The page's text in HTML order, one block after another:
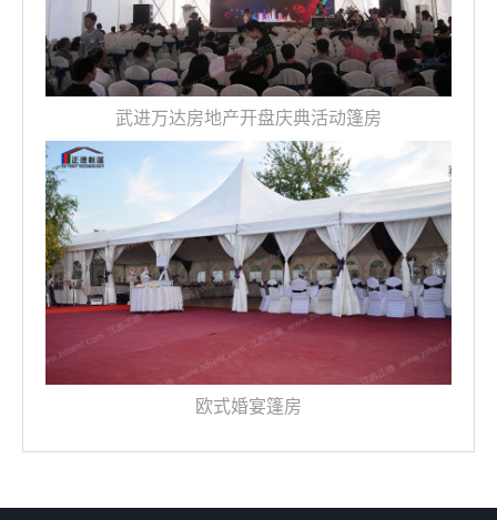
武进万达房地产开盘庆典活动篷房
欧式婚宴篷房